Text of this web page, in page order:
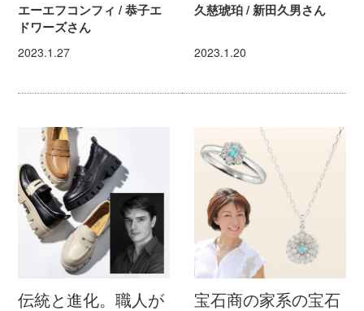
エーエフコンフィ / 恭子エ
ドワーズさん
2023.1.27
久慈琥珀 / 新田久男さん
2023.1.20
伝統と進化。職人が
宝石商の家系の宝石